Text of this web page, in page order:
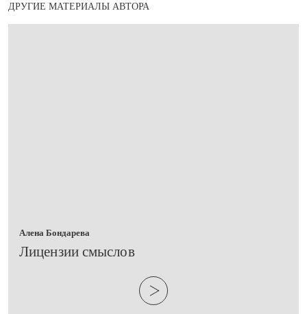
ДРУГИЕ МАТЕРИАЛЫ АВТОРА
Алена Бондарева
​Лицензии смыслов